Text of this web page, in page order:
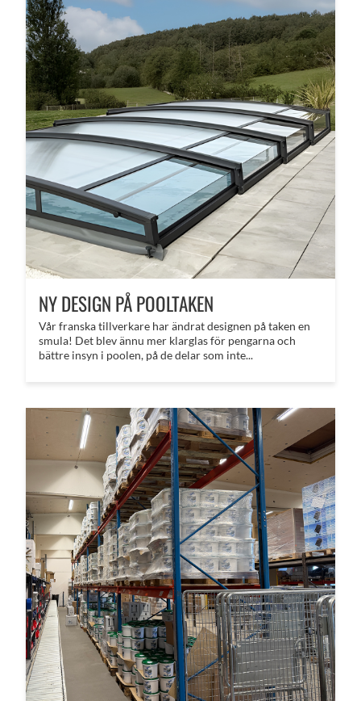
NY DESIGN PÅ POOLTAKEN
Vår franska tillverkare har ändrat designen på taken en
smula! Det blev ännu mer klarglas för pengarna och
bättre insyn i poolen, på de delar som inte...